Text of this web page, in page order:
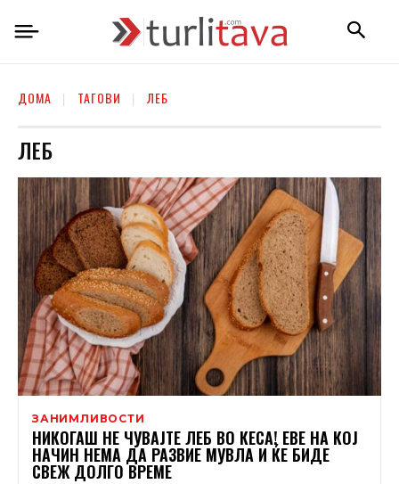
ДОМА ТАГОВИ ЛЕБ
ЛЕБ
ЗАНИМЛИВОСТИ
НИКОГАШ НЕ ЧУВАЈТЕ ЛЕБ ВО КЕСА! ЕВЕ НА КОЈ
НАЧИН НЕМА ДА РАЗВИЕ МУВЛА И ЌЕ БИДЕ
СВЕЖ ДОЛГО ВРЕМЕ